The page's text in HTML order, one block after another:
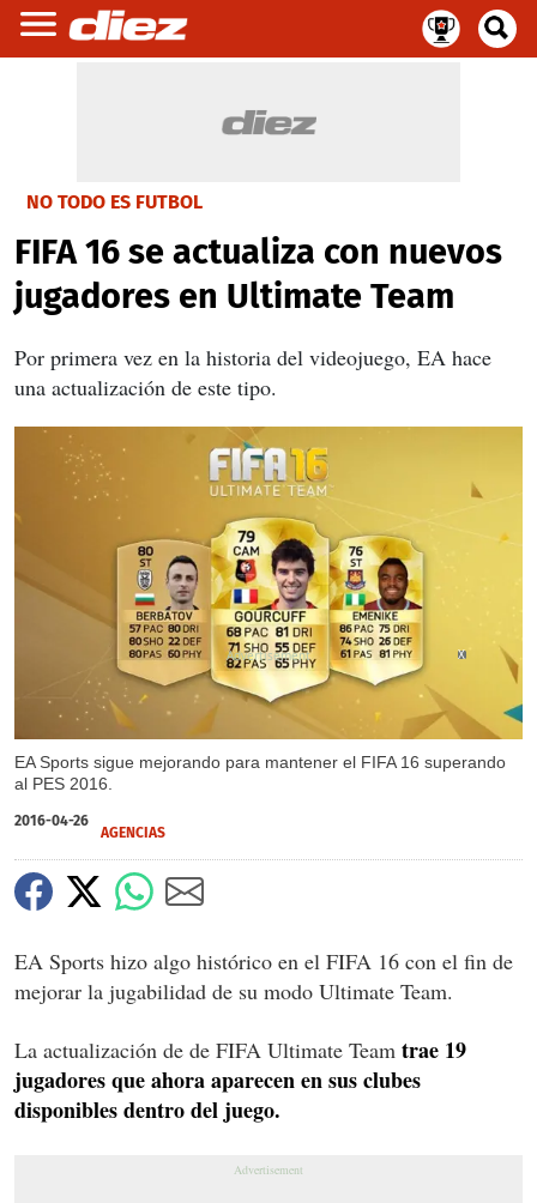
NO TODO ES FUTBOL
FIFA 16 se actualiza con nuevos
jugadores en Ultimate Team
Por primera vez en la historia del videojuego, EA hace
una actualización de este tipo.
EA Sports sigue mejorando para mantener el FIFA 16 superando
al PES 2016.
X
2016-04-26
AGENCIAS
EA Sports hizo algo histórico en el FIFA 16 con el fin de
mejorar la jugabilidad de su modo Ultimate Team.
La actualización de de FIFA Ultimate Team trae 19
jugadores que ahora aparecen en sus clubes
disponibles dentro del juego.